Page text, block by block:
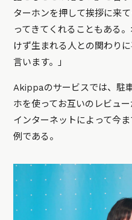
ターホンを押して挨拶に来
ってきてくれることもある
けず生まれる人との関わり
言います。」
Akippaのサービスでは、駐
ホを使ってお互いのレビュ
インターネットによって今
例である。